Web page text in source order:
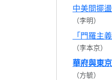
中美間擺
（李明）
「門羅主
（李本京）
華府與東
（方毓）